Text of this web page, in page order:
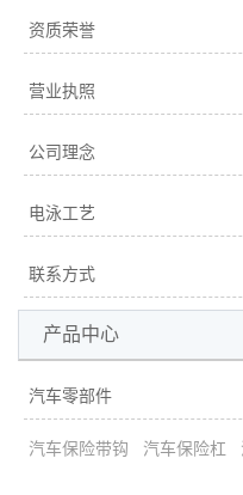
资质荣誉
营业执照
公司理念
电泳工艺
联系方式
产品中心
汽车零部件
汽车保险带钩 汽车保险杠